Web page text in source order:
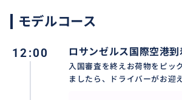
・ディズニーランド及び大谷翔平選
⭐️完全プライベートな高級車両（レ
で、お買い物したお荷物を車内に積
モデルコース
12:00 ロサンゼルス国際空港到
入国審査を終えお荷物をピッ
ましたら、ドライバーがお迎